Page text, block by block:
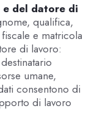
del datore di
qualifica,
e matricola
di lavoro:
umane,
consentono di
di lavoro